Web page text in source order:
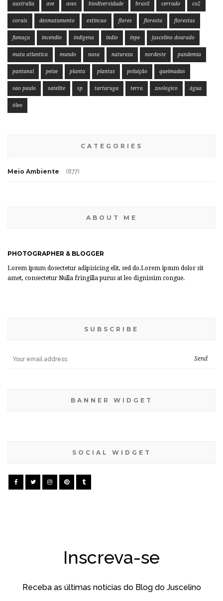
australia ave aves biodiversidade brasil cerrado co2
corais desmatamento extincao flores floresta florestas
fumaça incendio indigena indio inpe juscelino dourado
mata atlantica mundo nasa natureza nordeste pandemia
pantanal peixe planta plantas poluição queimadas
sao paulo satelite sp tartaruga terra zoologico água
óleo
CATEGORIES
Meio Ambiente (877)
ABOUT ME
PHOTOGRAPHER & BLOGGER
Lorem ipsum dosectetur adipisicing elit, sed do.Lorem ipsum dolor sit
amet, consectetur Nulla fringilla purus at leo dignissim congue.
SUBSCRIBE
BANNER WIDGET
SOCIAL WIDGET
Inscreva-se
Receba as últimas notícias do Blog do Juscelino